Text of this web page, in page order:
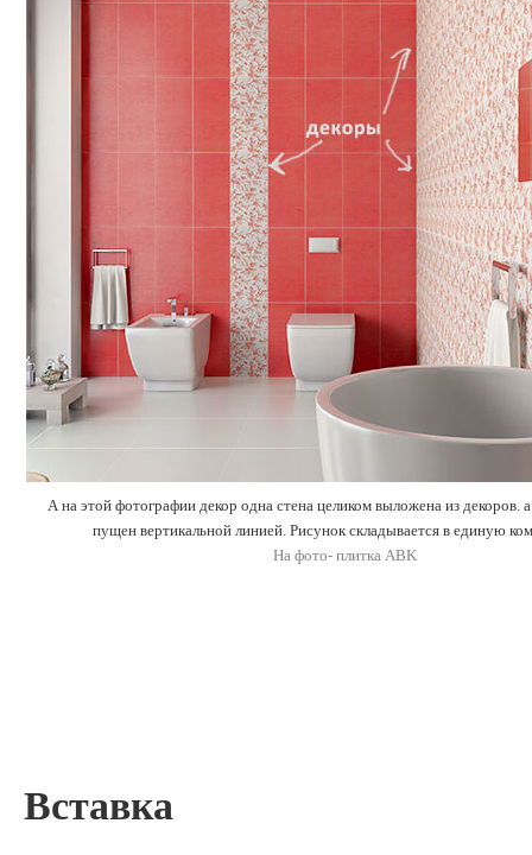
А на этой фотографии декор одна стена целиком выложена из декоров.
пущен вертикальной линией. Рисунок складывается в единую
На фото- плитка ABK
Вставка